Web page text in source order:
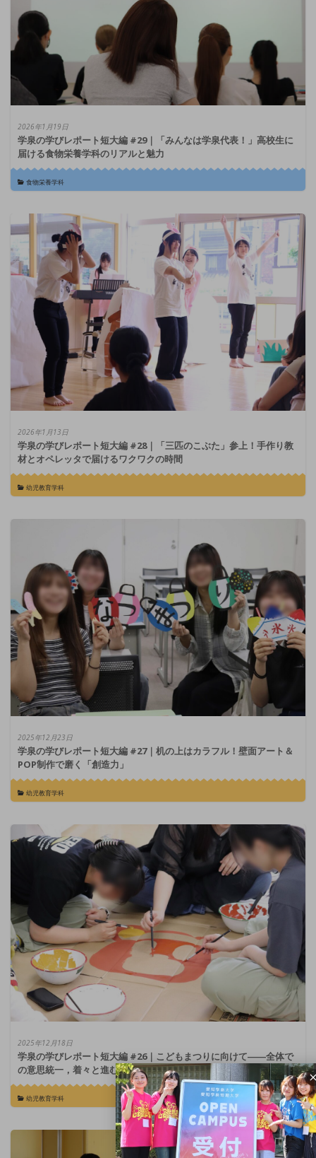
2026年1月19日
学泉の学びレポート短大編 #29｜「みんなは学泉代表！」高校生に
届ける食物栄養学科のリアルと魅力
食物栄養学科
2026年1月13日
学泉の学びレポート短大編 #28｜「三匹のこぶた」参上！手作り教
材とオペレッタで届けるワクワクの時間
幼児教育学科
2025年12月23日
学泉の学びレポート短大編 #27｜机の上はカラフル！壁面アート＆
POP制作で磨く「創造力」
幼児教育学科
2025年12月18日
学泉の学びレポート短大編 #26｜こどもまつりに向けて――全体で
の意思統一，着々と進む小道具づくり！
幼児教育学科